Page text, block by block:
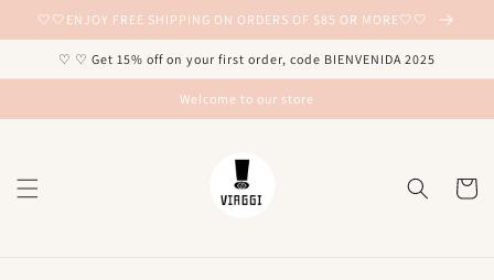
directamente
al contenido
🤍🤍ENJOY FREE SHIPPING ON ORDERS OF $85 OR MORE🤍🤍
♡ ♡ Get 15% off on your first order, code BIENVENIDA 2025
Welcome to our store
Carrito